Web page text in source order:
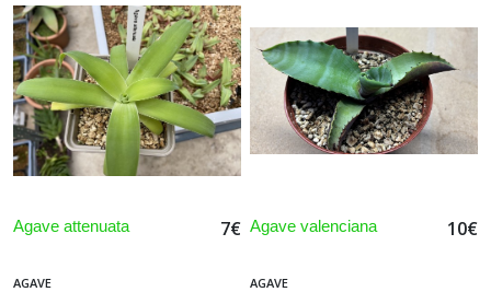
Agave attenuata 7€
AGAVE
Agave valenciana 10€
AGAVE